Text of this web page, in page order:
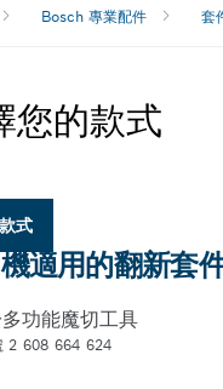
Bosch 專業配件 套
您的款式
式
適用的翻新套
功能魔切工具
2 608 664 624